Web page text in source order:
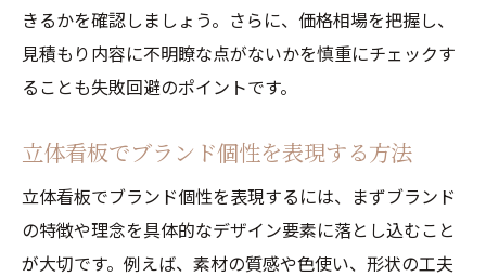
きるかを確認しましょう。さらに、価格相場を把握し、
見積もり内容に不明瞭な点がないかを慎重にチェックす
ることも失敗回避のポイントです。
立体看板でブランド個性を表現する方法
立体看板でブランド個性を表現するには、まずブランド
の特徴や理念を具体的なデザイン要素に落とし込むこと
が大切です。例えば、素材の質感や色使い、形状の工夫